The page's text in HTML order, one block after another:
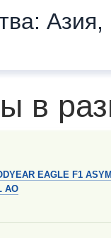
Азия,
в
EAGLE F1
AO